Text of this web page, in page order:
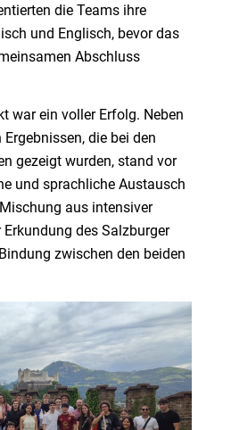
die Teams ihre
und Englisch, bevor das
Abschluss
war ein voller Erfolg. Neben
die bei den
gezeigt wurden, stand vor
und sprachliche Austausch
aus intensiver
des Salzburger
zwischen den beiden